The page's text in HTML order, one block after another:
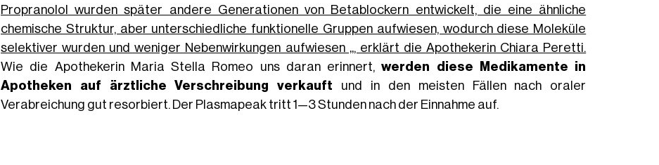
Propranolol wurden später andere Generationen von Betablockern entwickelt, die eine ähnliche
chemische Struktur, aber unterschiedliche funktionelle Gruppen aufwiesen, wodurch diese Moleküle
selektiver wurden und weniger Nebenwirkungen aufwiesen „, erklärt die Apothekerin Chiara Peretti.
Wie die Apothekerin Maria Stella Romeo uns daran erinnert,werden diese Medikamente in
Apotheken auf ärztliche Verschreibung verkauft und in den meisten Fällen nach oraler
Verabreichung gut resorbiert. Der Plasmapeak tritt 1—3 Stunden nach der Einnahme auf.